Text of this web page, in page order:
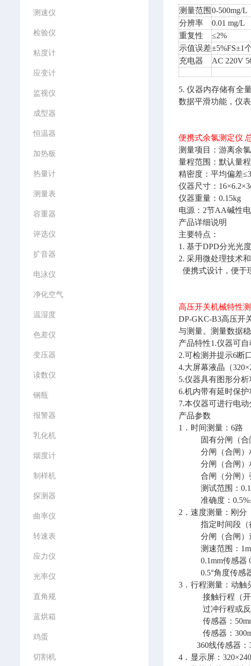
测速仪
检验仪
粘度计
应变计
监视仪
成型器
恒温器
加热板
热量计
测量表
容重器
评选仪
扩音器
电泳仪
净化空气
温湿度
色差仪
变压器
读数仪
钢瓶
报警器
乳化机
烟度计
制样机
探测器
曲率仪
转速表
应力仪
光率仪
直角规
蓝烘箱
鸡蛋
切割机
测量范围0-500mg/L
分辨率
0.01 mg/L
重复性
≤2%
示值误差±5%FS±1
充电器
AC 220V
5. 仪器内存储有全
数据平滑功能，仪表
便携式余氯测定仪
测量项目：游离余
量程范围：默认量
精密度：平均偏差
仪器尺寸：
仪器重量：0.15kg
电源：2节AA碱性
产品详细说明
主要特点：
1. 基于DPD分光光
2. 采用微处理技术
便携式设计，便于
高压开关机械特性
DP-GKC-B3高压开
与测量。测量数据
产品特性1.仪器可
2.可检测并提示6断
4.大屏幕液晶（
5.仪器具有图形分
6.机内带有延时保
7.本仪器可进行电
产品参数
1．时间测量：6路
固有分闸（合
分闸（合闸）
分闸（合闸）
合闸（分闸）弹
测试范围：
准确度：0.5%±
2．速度测量：刚分
指定时间段（行
分闸（合闸）
测速范围：1mm
0.1mm传感器
0.5°角度传感器
3．行程测量：动触
接触行程（开
过冲行程或反弹
传感器：50mm
传感器：
360线传感器：
4．显示屏：